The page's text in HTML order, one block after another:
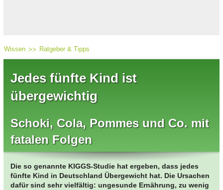
Wissen Ratgeber & Tipps
Jedes fünfte Kind ist
übergewichtig
Schoki, Cola, Pommes und Co. mit
fatalen Folgen
Die so genannte KIGGS-Studie hat ergeben, dass jedes
fünfte Kind in Deutschland Übergewicht hat. Die Ursachen
dafür sind sehr vielfältig: ungesunde Ernährung, zu wenig